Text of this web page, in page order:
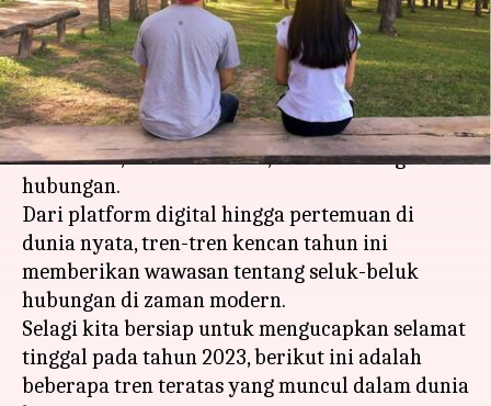
menulis Taufiq Al Jufri Dec 26, 2023 11:43 am
Apa ceritanya
Setiap tahun, terungkap cara-cara baru orang
berkencan, mencari teman, dan membangun
hubungan.
Dari platform digital hingga pertemuan di
dunia nyata, tren-tren kencan tahun ini
memberikan wawasan tentang seluk-beluk
hubungan di zaman modern.
Selagi kita bersiap untuk mengucapkan selamat
tinggal pada tahun 2023, berikut ini adalah
beberapa tren teratas yang muncul dalam dunia